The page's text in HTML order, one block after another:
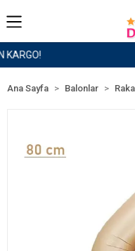
1500 TL
Ana Sayfa Balonlar